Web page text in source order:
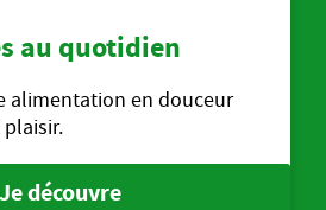
au quotidien
alimentation en douceur
Je découvre